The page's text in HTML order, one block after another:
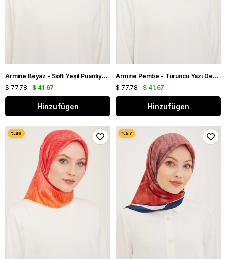
Armine Beyaz - Soft Yeşil Puantiye Desen Sura İpek Eşarp 9156 - 36
$ 41.67
$ 77.78
Hinzufügen
Armine Pembe - Turuncu Yazı Desen Sura İpek Eşarp 9142 - 81
$ 41.67
$ 77.78
Hinzufügen